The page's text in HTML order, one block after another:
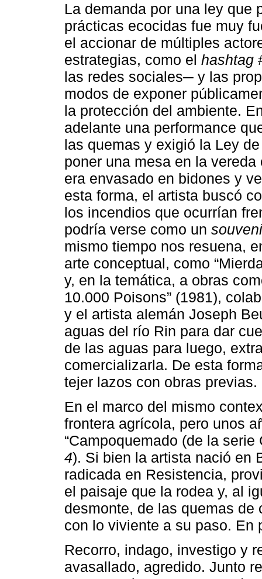
La demanda por una ley que
prácticas ecocidas fue muy
el accionar de múltiples
estrategias, como el hashtag
las redes sociales─ y las
modos de exponer
la protección del ambiente.
adelante una performance
las quemas y exigió la Ley
poner una mesa en la
era envasado en bidones y
esta forma, el artista buscó
los incendios que ocurrían
podría verse como un
mismo tiempo nos resuena,
arte conceptual, como
y, en la temática, a obras
10.000 Poisons” (1981),
y el artista alemán Joseph
aguas del río Rin para dar
de las aguas para luego,
comercializarla. De esta
tejer lazos con obras previas.
En el marco del mismo
frontera agrícola, pero unos
“Campoquemado (de la
4). Si bien la artista nació en
radicada en Resistencia,
el paisaje que la rodea y, al
desmonte, de las quemas
con lo viviente a su paso. En
Recorro, indago, investigo y
avasallado, agredido. Junto